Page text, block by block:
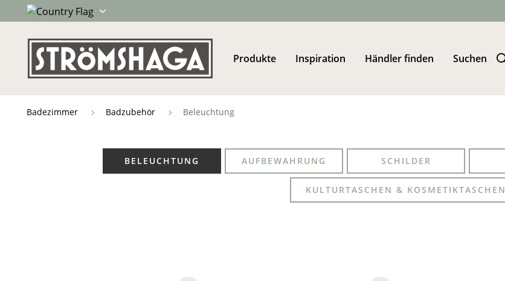
Produkte Inspiration Händler finden Suchen
Badezimmer Badzubehör Beleuchtung
BELEUCHTUNG AUFBEWAHRUNG SCHILDER
KULTURTASCHEN & KOSMETIKTASCHEN